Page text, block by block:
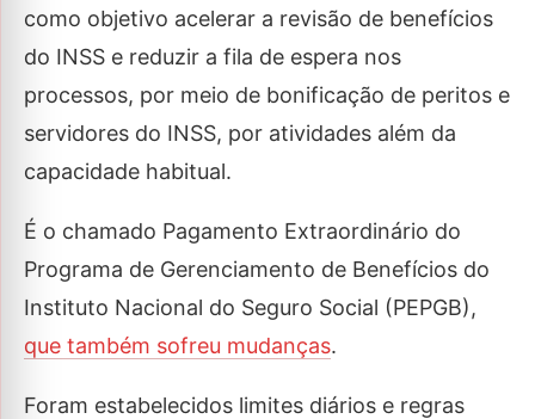
como objetivo acelerar a revisão de benefícios
do INSS e reduzir a fila de espera nos
processos, por meio de bonificação de peritos e
servidores do INSS, por atividades além da
capacidade habitual.
É o chamado Pagamento Extraordinário do
Programa de Gerenciamento de Benefícios do
Instituto Nacional do Seguro Social (PEPGB),
que também sofreu mudanças.
Foram estabelecidos limites diários e regras